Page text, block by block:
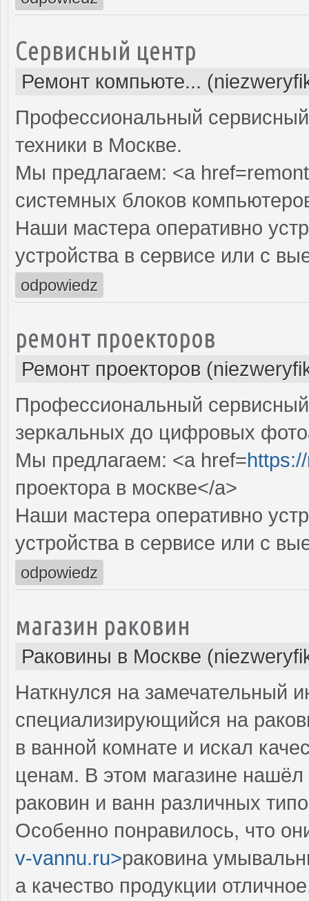
Сервисный центр
Ремонт компьюте...
Профессиональный
техники в Москве.
Мы предлагаем: <a
системных блоков
Наши мастера оперативно
устройства в сервисе или с
odpowiedz
ремонт проекторов
Ремонт проекторов
Профессиональный
зеркальных до цифровых
Мы предлагаем: <a href=
проектора в москве</a>
Наши мастера оперативно
устройства в сервисе или с
odpowiedz
магазин раковин
Раковины в Москве
Наткнулся на замечательный
специализирующийся на
в ванной комнате и искал
ценам. В этом магазине
раковин и ванн различных
Особенно понравилось, что
v-vannu.ru>раковина
а качество продукции